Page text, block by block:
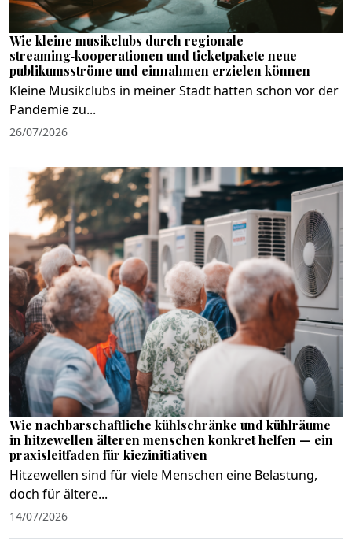
Wie kleine musikclubs durch regionale
streaming‑kooperationen und ticketpakete neue
publikumsströme und einnahmen erzielen können
Kleine Musikclubs in meiner Stadt hatten schon vor der
Pandemie zu...
26/07/2026
Wie nachbarschaftliche kühlschränke und kühlräume
in hitzewellen älteren menschen konkret helfen — ein
praxisleitfaden für kiezinitiativen
Hitzewellen sind für viele Menschen eine Belastung,
doch für ältere...
14/07/2026